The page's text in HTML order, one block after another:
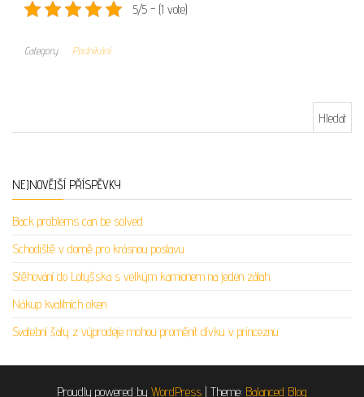
5/5 - (1 vote)
Category Podnikání
NEJNOVĚJŠÍ PŘÍSPĚVKY
Back problems can be solved
Schodiště v domě pro krásnou postavu
Stěhování do Lotyšska s velkým kamionem na jeden zátah
Nákup kvalitních oken
Svatební šaty z výprodeje mohou proměnit dívku v princeznu
Proudly powered by WordPress | Theme: Balanced Blog